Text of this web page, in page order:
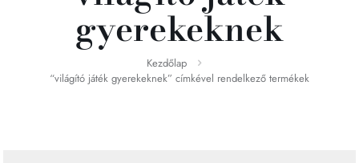
gyerekeknek
Kezdőlap
“világító játék gyerekeknek” címkével rendelkező termékek